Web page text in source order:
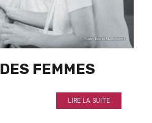
FEMMES
LIRE LA SUITE